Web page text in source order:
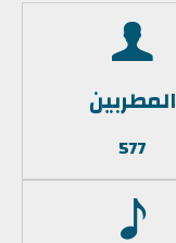
المطربين
577